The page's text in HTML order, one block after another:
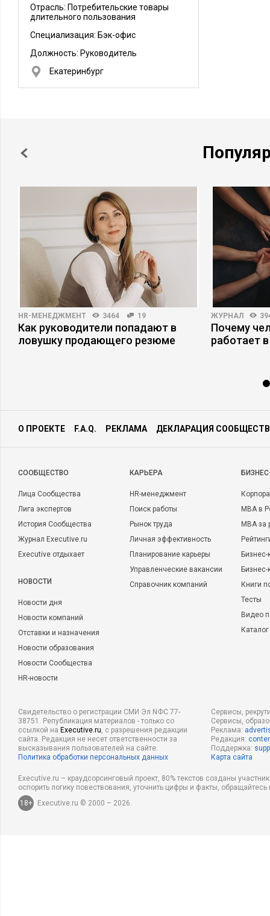
Отрасль: Потребительские товары
длительного пользования
Специализация: Бэк-офис
Должность: Руководитель
Екатеринбург
HR-МЕНЕДЖМЕНТ 3464 19
Как руководители попадают в
ловушку продающего резюме
ЖУРНАЛ
Почему
работает
О ПРОЕКТЕ F.A.Q. РЕКЛАМА ДЕКЛАРАЦИЯ
CООБЩЕСТВО
Лица Сообщества
Лига экспертов
История Сообщества
Журнал Executive.ru
Executive отдыхает
НОВОСТИ
Новости дня
Новости компаний
Отставки и назначения
Новости образования
Новости Сообщества
HR-новости
КАРЬЕРА
HR-менеджмент
Поиск работы
Рынок труда
Личная эффективность
Планирование карьеры
Управленческие вакансии
Справочник компаний
MBA в
MBA
Бизнес-
Книги
Тесты
Видео
Свидетельство о регистрации СМИ Эл NФС 77-
38751. Републикация материалов - только со
ссылкой на Executive.ru, с разрешения редакции
сайта. Редакция не несет ответственности за
высказывания пользователей на сайте.
Политика обработки персональных данных
Сервисы,
Сервисы,
Реклама:
Редакция:
Поддержка:
Карта сайта
Executive.ru – краудсорсинговый проект, 80% текстов созданы
оспорить логику повествования, уточнить цифры и факты,
18+
Executive.ru © 2000 – 2026.